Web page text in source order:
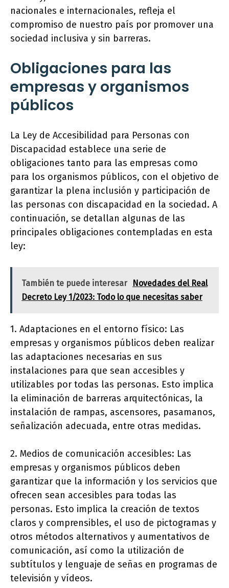
nacionales e internacionales, refleja el
compromiso de nuestro país por promover una
sociedad inclusiva y sin barreras.
Obligaciones para las
empresas y organismos
públicos
La Ley de Accesibilidad para Personas con
Discapacidad establece una serie de
obligaciones tanto para las empresas como
para los organismos públicos, con el objetivo de
garantizar la plena inclusión y participación de
las personas con discapacidad en la sociedad. A
continuación, se detallan algunas de las
principales obligaciones contempladas en esta
ley:
También te puede interesar
Novedades del Real
Decreto Ley 1/2023: Todo lo que necesitas saber
1. Adaptaciones en el entorno físico: Las
empresas y organismos públicos deben realizar
las adaptaciones necesarias en sus
instalaciones para que sean accesibles y
utilizables por todas las personas. Esto implica
la eliminación de barreras arquitectónicas, la
instalación de rampas, ascensores, pasamanos,
señalización adecuada, entre otras medidas.
2. Medios de comunicación accesibles: Las
empresas y organismos públicos deben
garantizar que la información y los servicios que
ofrecen sean accesibles para todas las
personas. Esto implica la creación de textos
claros y comprensibles, el uso de pictogramas y
otros métodos alternativos y aumentativos de
comunicación, así como la utilización de
subtítulos y lenguaje de señas en programas de
televisión y vídeos.